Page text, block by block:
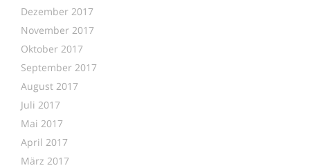
Dezember 2017
November 2017
Oktober 2017
September 2017
August 2017
Juli 2017
Mai 2017
April 2017
März 2017